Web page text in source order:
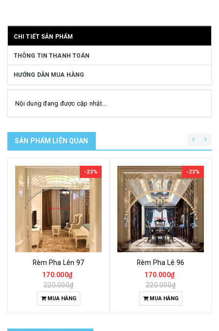
CHI TIẾT SẢN PHẨM
THÔNG TIN THANH TOÁN
HƯỚNG DẪN MUA HÀNG
Nội dung đang được cập nhật...
SẢN PHẨM LIÊN QUAN
-23%
Rèm Pha Lên 97
170.000₫
220.000₫
MUA HÀNG
-23%
Rèm Pha Lê 96
170.000₫
220.000₫
MUA HÀNG